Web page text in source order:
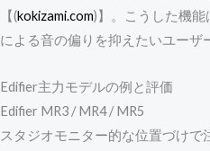
【(kokizami.com)】。こうした機
による音の偏りを抑えたいユーザ
Edifier主力モデルの例と評価
Edifier MR3 / MR4 / MR5
スタジオモニター的な位置づけ